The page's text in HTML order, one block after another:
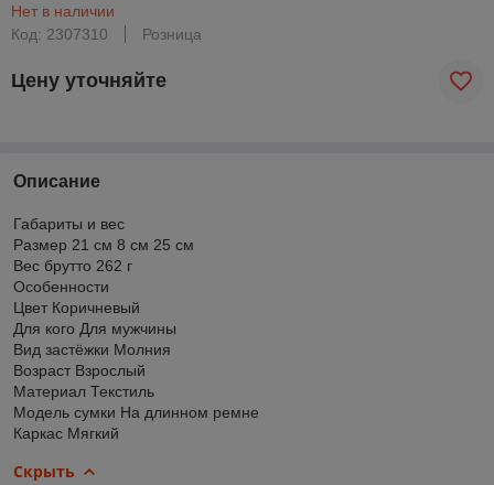
Нет в наличии
Код: 2307310
Розница
Цену уточняйте
Описание
Габариты и вес
Размер 21 см 8 см 25 см
Вес брутто 262 г
Особенности
Цвет Коричневый
Для кого Для мужчины
Вид застёжки Молния
Возраст Взрослый
Материал Текстиль
Модель сумки На длинном ремне
Каркас Мягкий
Скрыть